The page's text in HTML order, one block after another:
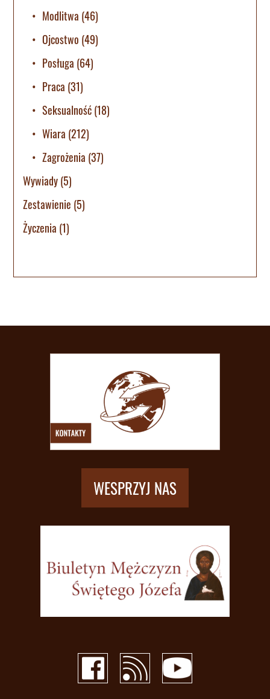
Modlitwa (46)
Ojcostwo (49)
Posługa (64)
Praca (31)
Seksualność(18)
Wiara (212)
Zagrożenia (37)
Wywiady(5)
Zestawienie (5)
Życzenia (1)
WESPRZYJ NAS